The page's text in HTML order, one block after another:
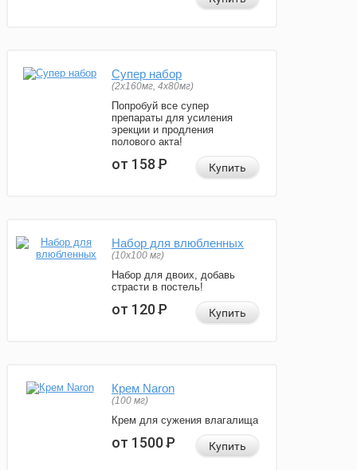
Супер набор
(2х160мг, 4х80мг)
Попробуй все супер
препараты для усиления
эрекции и продления
полового акта!
от 158Р Купить
Набор для влюбленных
(10х100 мг)
Набор для двоих, добавь
страсти в постель!
от 120Р Купить
Крем Naron
(100 мг)
Крем для сужения влагалища
от 1500Р Купить